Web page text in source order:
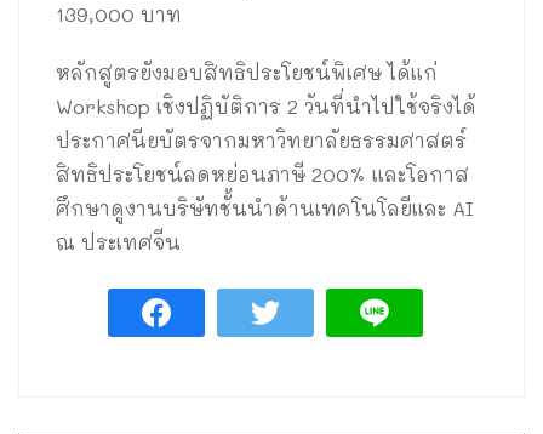
139,000 บาท
หลักสูตรยังมอบสิทธิประโยชน์พิเศษ ได้แก่
Workshop เชิงปฏิบัติการ 2 วันที่นำไปใช้จริงได้
ประกาศนียบัตรจากมหาวิทยาลัยธรรมศาสตร์
สิทธิประโยชน์ลดหย่อนภาษี 200% และโอกาส
ศึกษาดูงานบริษัทชั้นนำด้านเทคโนโลยีและ AI
ณ ประเทศจีน